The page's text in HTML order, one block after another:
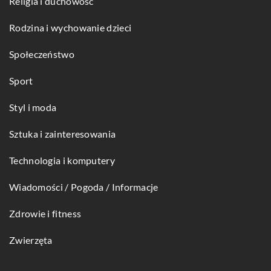
Rodzina i wychowanie dzieci
Społeczeństwo
Sport
Styl i moda
Sztuka i zainteresowania
Technologia i komputery
Wiadomości / Pogoda / Informacje
Zdrowie i fitness
Zwierzęta